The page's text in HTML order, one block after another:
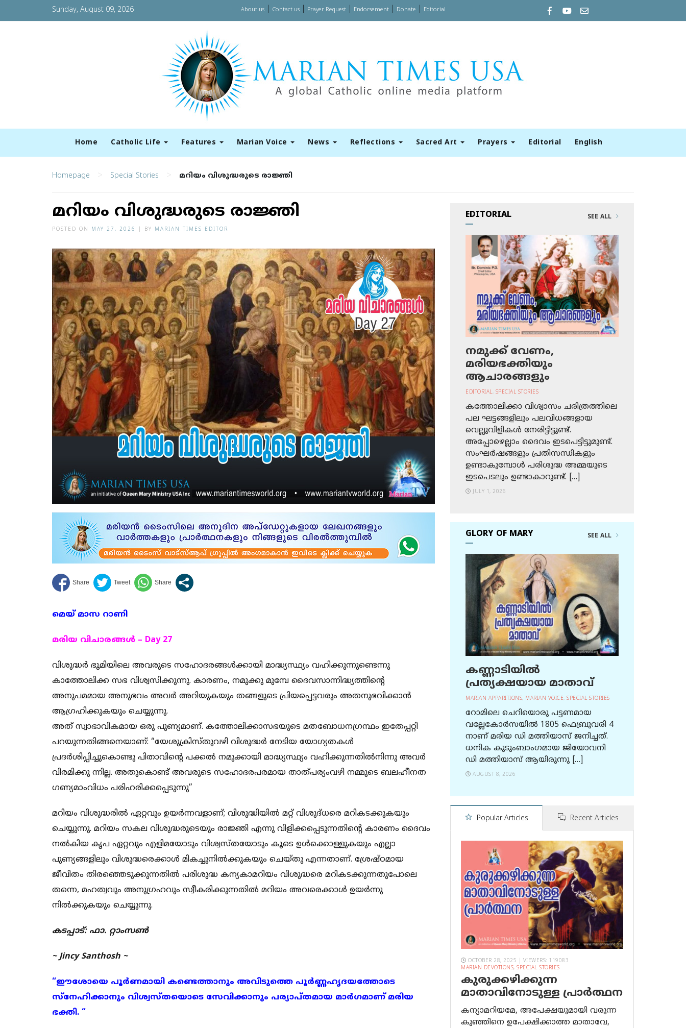
Sunday, August 09, 2026 About us| Contact us| Prayer Request| Endorsement| Donate Editorial
Home Catholic Life Features Marian Voice News Reflections Sacred Art Prayers Editorial English
Homepage > Special Stories > മറിയം വിശുദ്ധരുടെ രാജ്ഞി
മറിയം വിശുദ്ധരുടെ രാജ്ഞി
POSTED ON MAY 27, 2026 BY MARIAN TIMES EDITOR
മെയ് മാസ റാണി
മരിയ വിചാരങ്ങള്‍ – Day 27
വിശുദ്ധർ ഭൂമിയിലെ അവരുടെ സഹോദരങ്ങൾക്കായി മാദ്ധ്യസ്ഥ്യം വഹിക്കുന്നുണ്ടെന്നു
കാത്തോലിക്ക സഭ വിശ്വസിക്കുന്നു. കാരണം, നമുക്കു മുമ്പേ ദൈവസാന്നിദ്ധ്യത്തിന്റെ
അനുപമമായ അനുഭവം അവർ അറിയുകയും തങ്ങളുടെ പ്രിയപ്പെട്ടവരും അതനുഭവിക്കാൻ
ആഗ്രഹിക്കുകയും ചെയ്യുന്നു.
അത് സ്വാഭാവികമായ ഒരു പുണ്യമാണ്. കത്തോലിക്കാസഭയുടെ മതബോധനഗ്രന്ഥം ഇതേപ്പറ്റി
പറയുന്നതിങ്ങനെയാണ്: “യേശുക്രിസ്‌തുവഴി വിശുദ്ധർ നേടിയ യോഗ്യതകൾ
പ്രദർശിപ്പിച്ചുകൊണ്ടു പിതാവിന്റെ പക്കൽ നമുക്കായി മാദ്ധ്യസ്ഥ്യം വഹിക്കുന്നതിൽനിന്നു അവർ
വിരമിക്കു ന്നില്ല. അതുകൊണ്ട് അവരുടെ സഹോദരപരമായ താത്പര്യംവഴി നമ്മുടെ ബലഹീനത
ഗണ്യമാംവിധം പരിഹരിക്കപ്പെടുന്നു”
മറിയം വിശുദ്ധരിൽ ഏറ്റവും ഉയർന്നവളാണ്; വിശുദ്ധിയിൽ മറ്റ് വിശുദ്‌ധരെ മറികടക്കുകയും
ചെയ്യുന്നു. മറിയം സകല വിശുദ്ധരുടെയും രാജ്ഞി എന്നു വിളിക്കപ്പെടുന്നതിൻ്റെ കാരണം ദൈവം
നൽകിയ കൃപ ഏറ്റവും എളിമയോടും വിശ്വസ്‌തയോടും കൂടെ ഉൾക്കൊള്ളുകയും എല്ലാ
പുണ്യങ്ങളിലും വിശുദ്ധരെക്കാൾ മികച്ചുനിൽക്കുകയും ചെയ്‌തു എന്നതാണ്. ശ്രേഷ്‌ഠമായ
ജീവിതം തിരഞ്ഞെടുക്കുന്നതിൽ പരിശുദ്ധ കന്യകാമറിയം വിശുദ്ധരെ മറികടക്കുന്നതുപോലെ
തന്നെ, മഹത്വവും അനുഗ്രഹവും സ്വീകരിക്കുന്നതിൽ മറിയം അവരെക്കാൾ ഉയർന്നു
നിൽക്കുകയും ചെയ്യുന്നു.
കടപ്പാട്: ഫാ. റ്റാംസൺ
~ Jincy Santhosh ~
“ഈശോയെ പൂർണമായി കണ്ടെത്താനും അവിടുത്തെ പൂർണ്ണഹൃദയത്തോടെ
സ്നേഹിക്കാനും വിശ്വസ്തയൊടെ സേവിക്കാനും പര്യാപ്തമായ മാർഗമാണ് മരിയ
ഭക്തി. “
EDITORIAL SEE ALL
നമുക്ക് വേണം,
മരിയഭക്തിയും
ആചാരങ്ങളും
EDITORIAL, SPECIAL STORIES
കത്തോലിക്കാ വിശ്വാസം ചരിത്രത്തിലെ
പല ഘട്ടങ്ങളിലും പലവിധങ്ങളായ
വെല്ലുവിളികള്‍ നേരിട്ടിട്ടുണ്ട്.
അപ്പോഴെല്ലാം ദൈവം ഇടപെട്ടിട്ടുമുണ്ട്.
സംഘര്‍ഷങ്ങളും പ്രതിസന്ധികളും
ഉണ്ടാകുമ്പോള്‍ പരിശുദ്ധ അമ്മയുടെ
ഇടപെടലും ഉണ്ടാകാറുണ്ട്. […]
JULY 1, 2026
GLORY OF MARY SEE ALL
കണ്ണാടിയില്‍
പ്രത്യക്ഷയായ മാതാവ്
MARIAN APPARITIONS, MARIAN VOICE, SPECIAL STORIES
റോമിലെ ചെറിയൊരു പട്ടണമായ
വല്ലേകോര്‍സയില്‍ 1805 ഫെബ്രുവരി 4
നാണ് മരിയ ഡി മത്തിയാസ് ജനിച്ചത്.
ധനിക കുടുംബാംഗമായ ജിയോവനി
ഡി മത്തിയാസ് ആയിരുന്നു […]
AUGUST 8, 2026
Popular Articles Recent Articles
OCTOBER 28, 2025 | VIEWERS: 119083
MARIAN DEVOTIONS, SPECIAL STORIES
കുരുക്കഴിക്കുന്ന
മാതാവിനോടുള്ള പ്രാര്‍ത്ഥന
കന്യാമറിയമേ, അപേക്ഷയുമായി വരുന്ന
കുഞ്ഞിനെ ഉപേക്ഷിക്കാത്ത മാതാവേ,